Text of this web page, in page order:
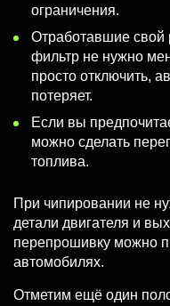
ограничения.
Отработавшие свой
фильтр не нужно
просто отключить,
потеряет.
Если вы
можно сделать
топлива.
При чипировании не
детали двигателя и
перепрошивку можно
автомобилях.
Отметим ещё один